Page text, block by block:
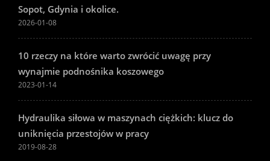
Sopot, Gdynia i okolice.
2026-01-08
10 rzeczy na które warto zwrócić uwagę przy
wynajmie podnośnika koszowego
2023-01-14
Hydraulika siłowa w maszynach ciężkich: klucz do
uniknięcia przestojów w pracy
2019-08-28